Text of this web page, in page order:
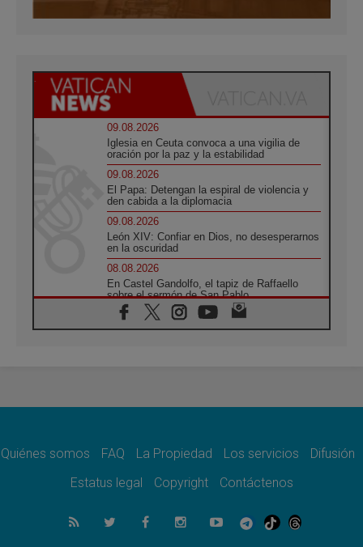
09.08.2026
Iglesia en Ceuta convoca a una vigilia de
oración por la paz y la estabilidad
09.08.2026
El Papa: Detengan la espiral de violencia y
den cabida a la diplomacia
09.08.2026
León XIV: Confiar en Dios, no desesperarnos
en la oscuridad
08.08.2026
En Castel Gandolfo, el tapiz de Raffaello
sobre el sermón de San Pablo
08.08.2026
En Colombia, «la paz no se compra con una
08.08.2026
08.08.2026
del Buen Consejo de Genazzano
Filipinas: el Vicariato Apostólico de Calapán
se convierte en diócesis
Quiénes somos FAQ La Propiedad Los servicios
Difusión
Estatus legal
Copyright Contáctenos